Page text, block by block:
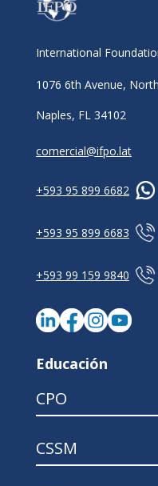
International
1076 6th Avenue, North
Naples, FL 34102
comercial@ifpo.lat
+593 95 899 6682
+593 95 899 6683
+593 99 159 9840
Educación
CPO
CSSM